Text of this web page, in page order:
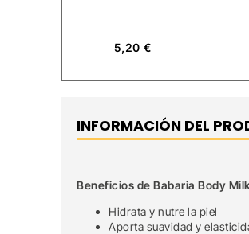
5,20€
INFORMACIÓN DEL
Beneficios de Babaria Body
Hidrata y nutre la piel
Aporta suavidad y